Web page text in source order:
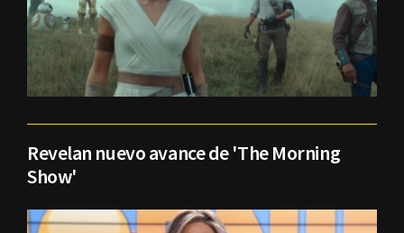
Revelan nuevo avance de 'The Morning
Show'